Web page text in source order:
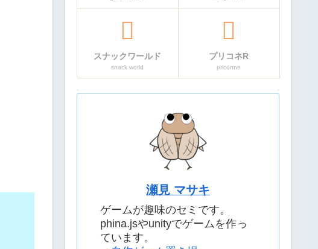
スナックワールド
snack world
プリコネR
priconne
瀬見 マサキ
ゲームが趣味のセミです。
phina.jsやunityでゲームを作っ
ています。